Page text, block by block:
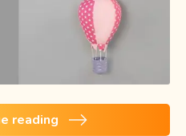
reading